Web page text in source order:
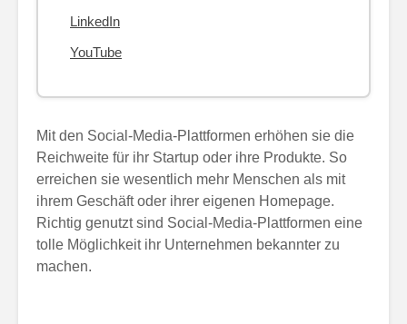
LinkedIn
YouTube
Mit den Social-Media-Plattformen erhöhen sie die
Reichweite für ihr Startup oder ihre Produkte. So
erreichen sie wesentlich mehr Menschen als mit
ihrem Geschäft oder ihrer eigenen Homepage.
Richtig genutzt sind Social-Media-Plattformen eine
tolle Möglichkeit ihr Unternehmen bekannter zu
machen.